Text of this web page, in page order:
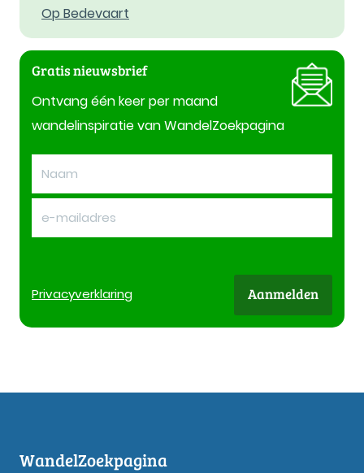
Op Bedevaart
Gratis nieuwsbrief
Ontvang één keer per maand
wandelinspiratie van WandelZoekpagina
Privacyverklaring Aanmelden
WandelZoekpagina